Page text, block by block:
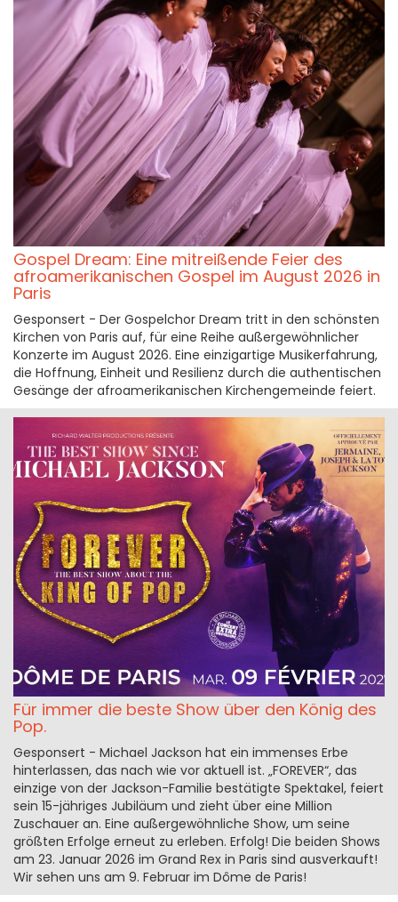
Gospel Dream: Eine mitreißende Feier des
afroamerikanischen Gospel im August 2026 in
Paris
Gesponsert - Der Gospelchor Dream tritt in den schönsten
Kirchen von Paris auf, für eine Reihe außergewöhnlicher
Konzerte im August 2026. Eine einzigartige Musikerfahrung,
die Hoffnung, Einheit und Resilienz durch die authentischen
Gesänge der afroamerikanischen Kirchengemeinde feiert.
Für immer die beste Show über den König des
Pop.
Gesponsert - Michael Jackson hat ein immenses Erbe
hinterlassen, das nach wie vor aktuell ist. „FOREVER“, das
einzige von der Jackson-Familie bestätigte Spektakel, feiert
sein 15-jähriges Jubiläum und zieht über eine Million
Zuschauer an. Eine außergewöhnliche Show, um seine
größten Erfolge erneut zu erleben. Erfolg! Die beiden Shows
am 23. Januar 2026 im Grand Rex in Paris sind ausverkauft!
Wir sehen uns am 9. Februar im Dôme de Paris!